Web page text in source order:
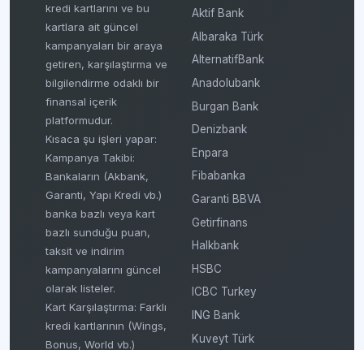
kredi kartlarını ve bu
kartlara ait güncel
kampanyaları bir araya
getiren, karşılaştırma ve
bilgilendirme odaklı bir
finansal içerik
platformudur.
Kısaca şu işleri yapar:
Kampanya Takibi:
Bankaların (Akbank,
Garanti, Yapı Kredi vb.)
banka bazlı veya kart
bazlı sunduğu puan,
taksit ve indirim
kampanyalarını güncel
olarak listeler.
Kart Karşılaştırma: Farklı
kredi kartlarının (Wings,
Bonus, World vb.)
Aktif Bank
Albaraka Türk
AlternatifBank
Anadolubank
Burgan Bank
Denizbank
Enpara
Fibabanka
Garanti BBVA
Getirfinans
Halkbank
HSBC
ICBC Turkey
ING Bank
Kuveyt Türk